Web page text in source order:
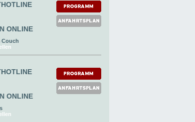
ONLINE
Couch
ONLINE